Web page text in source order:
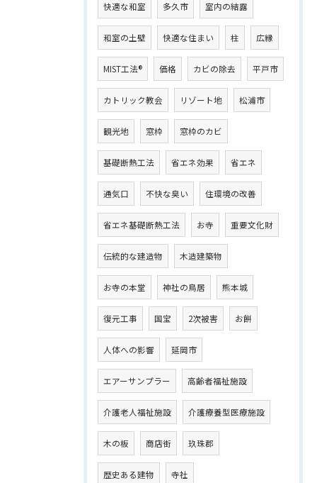
快適な和室 多久市 室内の結露
和室の土壁 快適な住まい 柱 広縁
MIST工法® 価格 カビの除去 平戸市
カトリック教会 リゾート地 松浦市
観光地 窓枠 窓枠のカビ
基礎断熱工法 省エネ効果 省エネ
通気口 不快な臭い 住環境の改善
省エネ基礎断熱工法 お寺 重要文化財
伝統的な建造物 木造建築物
お寺の本堂 神社の鳥居 熊本城
復元工事 国宝 2次被害 お餅
人体への影響 延岡市
エアーサンプラー 高齢者福祉施設
介護老人福祉施設 介護療養型医療施設
木の板 商店街 玖珠郡
歴史ある建物 寺社